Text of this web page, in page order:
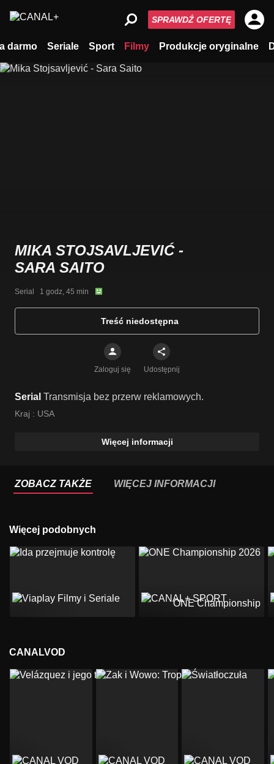
darmo Seriale Sport Filmy Produkcje oryginalne
SPRAWDŹ OFERTĘ
MIKA STOJSAVLJEVIĆ -
SARA SAITO
Serial   1 godz, 45 min
Treść niedostępna
Zaloguj się Udostępnij
Serial Transmisja bez przerw reklamowych.
Kraj : USA
Więcej informacji
ZOBACZ TAKŻE WIĘCEJ INFORMACJI
Więcej podobnych
ONE Championship
CANALVOD